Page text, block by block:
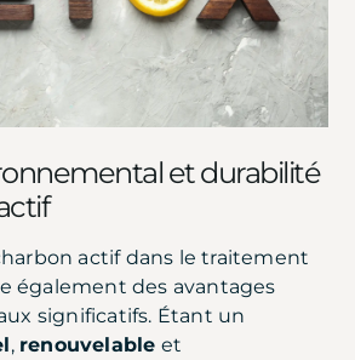
et durabilité
actif dans le traitement
également des avantages
significatifs. Étant un
, renouvelable et